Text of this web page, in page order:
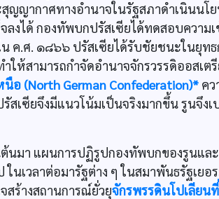
สุญญากาศทางอำนาจในรัฐสภาดำเนินน
งได้ กองทัพบกปรัสเซียได้ทดสอบความ
ค.ศ. ๑๘๖๖ ปรัสเซียได้รับชัยชนะในยุทธ
ให้สามารถกำจัดอำนาจจักรวรรดิออสเ
อ (North German Confederation)* คว
สเซียจึงมีแนวโน้มเป็นจริงมากขึ้น รูนจึ
นมา แผนการปฏิรูปกองทัพบกของรูนแ
ในเวลาต่อมารัฐต่าง ๆ ในสมาพันธรัฐเ
สร้างสถานการณ์ยั่วยุจักรพรรดินโปเลียน